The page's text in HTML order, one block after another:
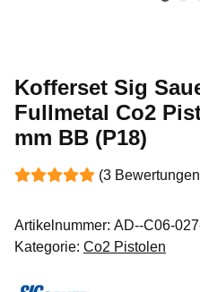
Kofferset Sig
Fullmetal Co2
mm BB (P18)
(3
Artikelnummer: AD--C06-
Kategorie: Co2 Pistolen